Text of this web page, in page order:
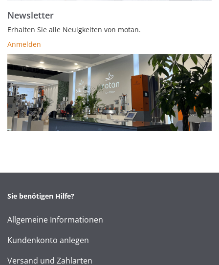
Newsletter
Erhalten Sie alle Neuigkeiten von motan.
Anmelden
Sie benötigen Hilfe?
Allgemeine Informationen
Kundenkonto anlegen
Versand und Zahlarten